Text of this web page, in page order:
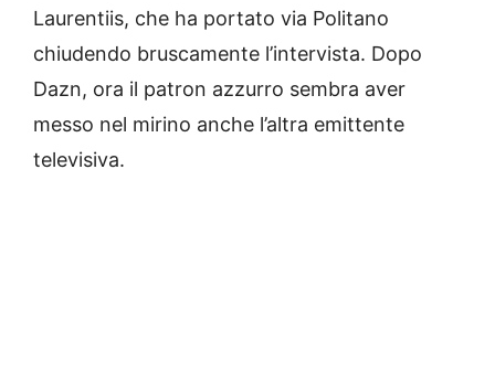
Laurentiis, che ha portato via Politano
chiudendo bruscamente l’intervista. Dopo
Dazn, ora il patron azzurro sembra aver
messo nel mirino anche l’altra emittente
televisiva.